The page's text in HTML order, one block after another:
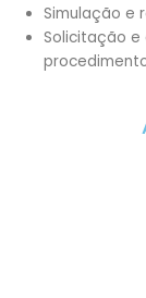
Simulação e
Solicitação